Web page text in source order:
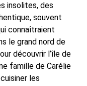
insolites, des
souvent
connaîtraient
le grand nord de
découvrir l’île de
famille de Carélie
les